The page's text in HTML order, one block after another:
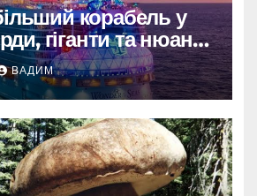
корабель у
гіганти та нюанси
ВАДИМ